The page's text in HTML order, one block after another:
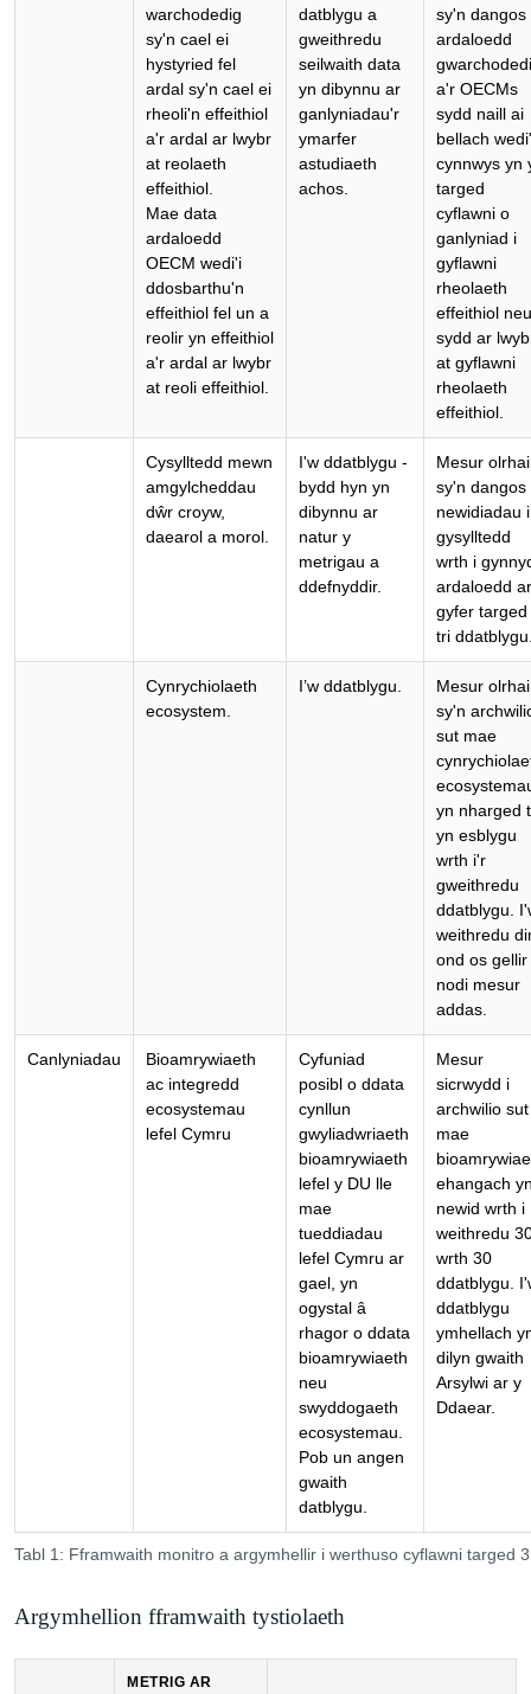
Tabl 1: Fframwaith monitro a argymhellir i werthuso cyflawni targed
warchodedig
sy'n cael ei
hystyried fel
ardal sy'n cael ei
rheoli'n effeithiol
a'r ardal ar lwybr
at reolaeth
effeithiol.
Mae data
ardaloedd
OECM wedi'i
ddosbarthu'n
effeithiol fel un a
reolir yn effeithiol
a'r ardal ar lwybr
at reoli effeithiol.
datblygu a
gweithredu
seilwaith data
yn dibynnu ar
ganlyniadau'r
ymarfer
astudiaeth
achos.
sy'n dangos
ardaloedd
a'r OECMs
sydd naill ai
bellach
cynnwys yn
targed
cyflawni o
ganlyniad i
gyflawni
rheolaeth
effeithiol neu
sydd ar
at gyflawni
rheolaeth
effeithiol.
Cysylltedd mewn
amgylcheddau
dŵr croyw,
daearol a morol.
I'w ddatblygu -
bydd hyn yn
dibynnu ar
natur y
metrigau a
ddefnyddir.
Mesur
sy'n dangos
newidiadau i
gysylltedd
wrth i
ardaloedd ar
gyfer targed
tri
Cynrychiolaeth
ecosystem.
I’w ddatblygu.
Mesur
sy'n
sut mae
yn nharged
yn esblygu
wrth i'r
gweithredu
ddatblygu.
weithredu
ond os gellir
nodi mesur
addas.
Canlyniadau
Bioamrywiaeth
ac integredd
ecosystemau
lefel Cymru
Cyfuniad
posibl o ddata
cynllun
gwyliadwriaeth
bioamrywiaeth
lefel y DU lle
mae
tueddiadau
lefel Cymru ar
gael, yn
ogystal â
rhagor o ddata
bioamrywiaeth
neu
swyddogaeth
ecosystemau.
Pob un angen
gwaith
datblygu.
Mesur
sicrwydd i
archwilio sut
mae
ehangach
newid wrth i
weithredu
wrth 30
ddatblygu.
ddatblygu
ymhellach
dilyn gwaith
Arsylwi ar y
Ddaear.
Argymhellion fframwaith tystiolaeth
METRIG AR